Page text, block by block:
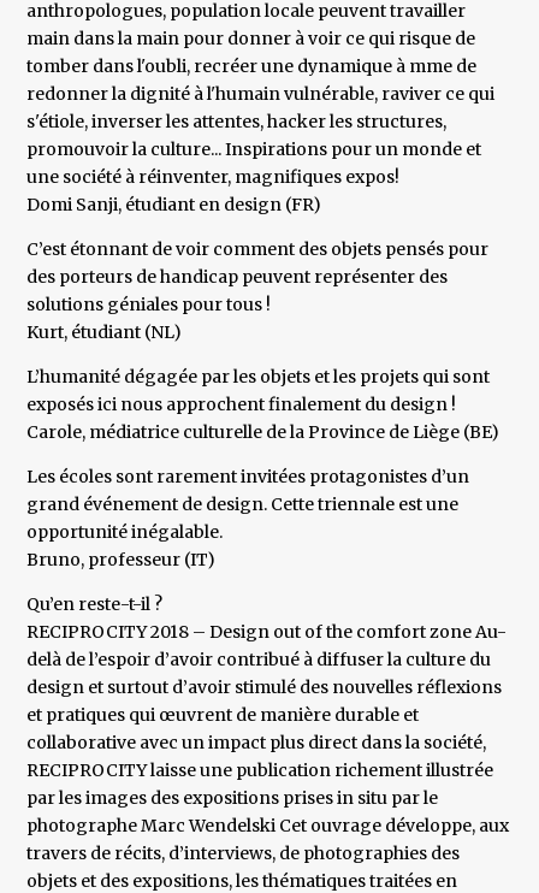
anthropologues, population locale peuvent travailler
main dans la main pour donner à voir ce qui risque de
tomber dans l'oubli, recréer une dynamique à mme de
redonner la dignité à l'humain vulnérable, raviver ce qui
s'étiole, inverser les attentes, hacker les structures,
promouvoir la culture... Inspirations pour un monde et
une société à réinventer, magnifiques expos!
Domi Sanji, étudiant en design (FR)
C’est étonnant de voir comment des objets pensés pour
des porteurs de handicap peuvent représenter des
solutions géniales pour tous !
Kurt, étudiant (NL)
L’humanité dégagée par les objets et les projets qui sont
exposés ici nous approchent finalement du design !
Carole, médiatrice culturelle de la Province de Liège (BE)
Les écoles sont rarement invitées protagonistes d’un
grand événement de design. Cette triennale est une
opportunité inégalable.
Bruno, professeur (IT)
Qu’en reste-t-il ?
RECIPROCITY 2018 – Design out of the comfort zone Au-
delà de l’espoir d’avoir contribué à diffuser la culture du
design et surtout d’avoir stimulé des nouvelles réflexions
et pratiques qui œuvrent de manière durable et
collaborative avec un impact plus direct dans la société,
RECIPROCITY laisse une publication richement illustrée
par les images des expositions prises in situ par le
photographe Marc Wendelski Cet ouvrage développe, aux
travers de récits, d’interviews, de photographies des
objets et des expositions, les thématiques traitées en